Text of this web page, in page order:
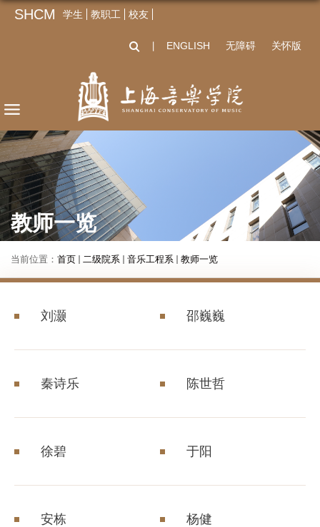
SHCM 学生 教职工 校友
ENGLISH 无障碍 关怀版
教师一览
当前位置： 首页 二级院系 音乐工程系 教师一览
刘灏 邵巍巍
秦诗乐 陈世哲
徐碧 于阳
安栋 杨健